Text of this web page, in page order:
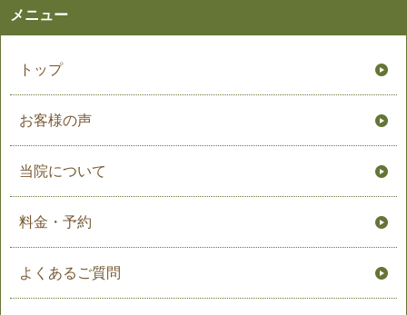
メニュー
トップ
お客様の声
当院について
料金・予約
よくあるご質問